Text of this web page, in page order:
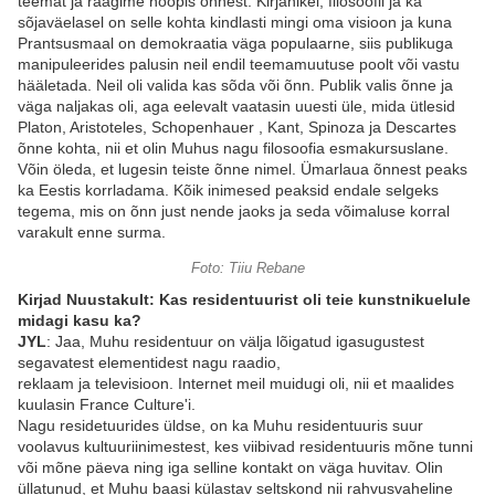
sõjaväelasel on selle kohta kindlasti mingi oma visioon ja kuna
Prantsusmaal on demokraatia väga populaarne, siis publikuga
manipuleerides palusin neil endil teemamuutuse poolt või vastu
hääletada. Neil oli valida kas sõda või õnn. Publik valis õnne ja
väga naljakas oli, aga eelevalt vaatasin uuesti üle, mida ütlesid
Platon, Aristoteles, Schopenhauer , Kant, Spinoza ja Descartes
õnne kohta, nii et olin Muhus nagu filosoofia esmakursuslane.
Võin öleda, et lugesin teiste õnne nimel. Ümarlaua õnnest peaks
ka Eestis korrladama. Kõik inimesed peaksid endale selgeks
tegema, mis on õnn just nende jaoks ja seda võimaluse korral
varakult enne surma.
Foto: Tiiu Rebane
Kirjad Nuustakult: Kas residentuurist oli teie kunstnikuelule
midagi kasu ka?
JYL: Jaa, Muhu residentuur on välja lõigatud igasugustest
segavatest elementidest nagu raadio,
reklaam ja televisioon. Internet meil muidugi oli, nii et maalides
kuulasin France Culture'i.
Nagu residetuurides üldse, on ka Muhu residentuuris suur
voolavus kultuuriinimestest, kes viibivad residentuuris mõne tunni
või mõne päeva ning iga selline kontakt on väga huvitav. Olin
üllatunud, et Muhu baasi külastav seltskond nii rahvusvaheline